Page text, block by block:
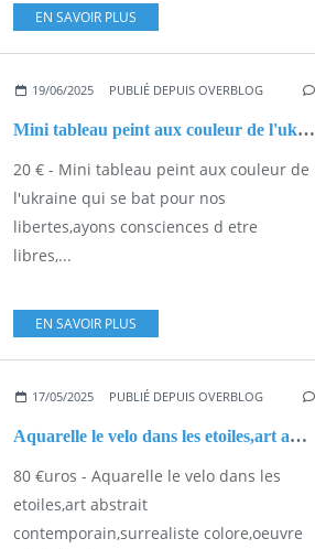
EN SAVOIR PLUS
19/06/2025 PUBLIÉ DEPUIS OVERBLOG
Mini tableau peint aux couleur de l'ukraine qui se bat pour nos libertes,ayons consciences d etre libres, c est un luxe que d autres n ont pas,bleu jaune sur fond nacre blanc,art abstrait fantasmagorique surrealiste, peinture huile,boho bobo gothique d isabelle krief artiste peintre,mini tableau sur chevalet de table,cadeau fete anniversaire
20 € - Mini tableau peint aux couleur de
l'ukraine qui se bat pour nos
libertes,ayons consciences d etre
libres,...
EN SAVOIR PLUS
17/05/2025 PUBLIÉ DEPUIS OVERBLOG
Aquarelle le velo dans les etoiles,art abstrait contemporain,surrealiste colore,oeuvre originale signature de l artiste,peinture intuitive art therapie,cadeau decoration interieur
80 €uros - Aquarelle le velo dans les
etoiles,art abstrait
contemporain,surrealiste colore,oeuvre